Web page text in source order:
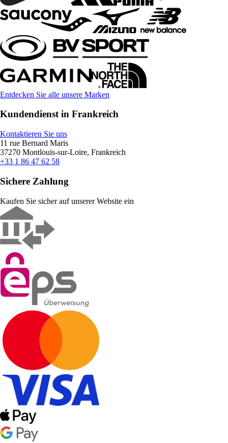
Entdecken Sie alle unsere Marken
Kundendienst in Frankreich
Kontaktieren Sie uns
11 rue Bernard Maris
37270 Montlouis-sur-Loire, Frankreich
+33 1 86 47 62 58
Sichere Zahlung
Kaufen Sie sicher auf unserer Website ein